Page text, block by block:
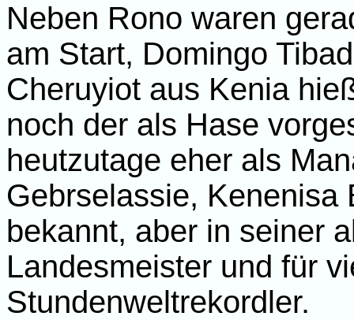
Neben Rono waren
am Start, Domingo
Cheruyiot aus Kenia
noch der als Hase
heutzutage eher als
Gebrselassie, Kenenisa
bekannt, aber in seiner
Landesmeister und für
Stundenweltrekordler.